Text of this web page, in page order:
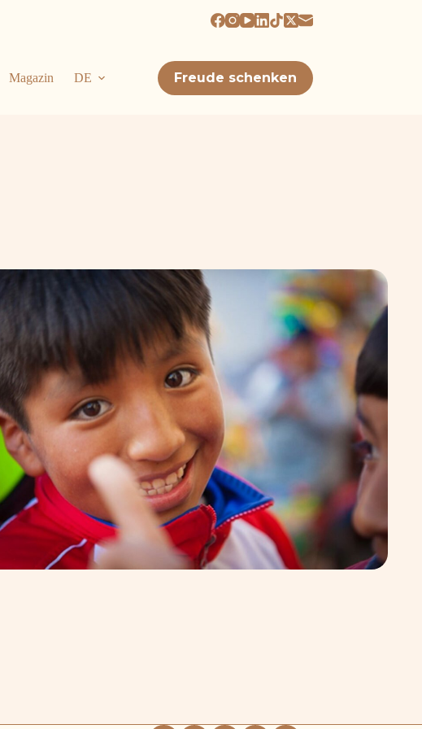
Magazin DE Freude schenken